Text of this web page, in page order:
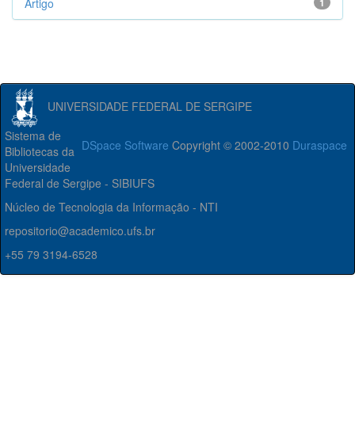
Artigo
UNIVERSIDADE FEDERAL DE SERGIPE
DSpace Software Copyright © 2002-2010 Duraspace
Sistema de
Bibliotecas da
Universidade
Federal de Sergipe - SIBIUFS
Núcleo de Tecnologia da Informação - NTI
repositorio@academico.ufs.br
+55 79 3194-6528